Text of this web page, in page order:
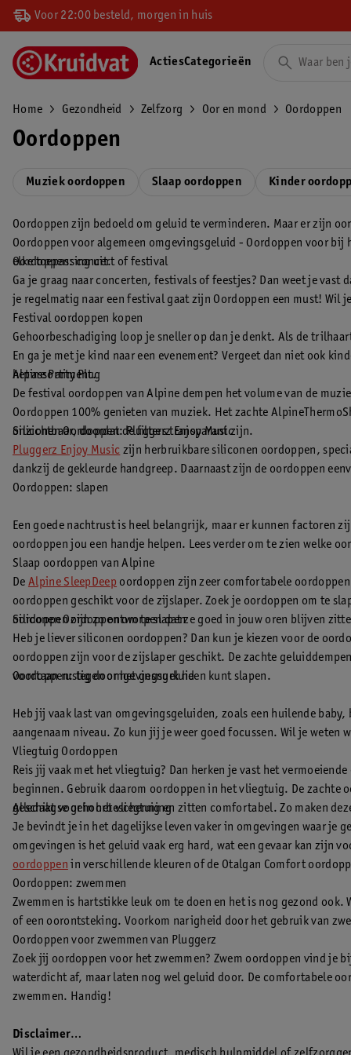
Voor 22:00 besteld, morgen in huis
ActiesCategorieën
Home Gezondheid Zelfzorg Oor en mond Oordoppen
Oordoppen
Muziek oordoppen Slaap oordoppen Kinder
Oordoppen zijn bedoeld om geluid te verminderen. Maar er zijn
Oordoppen voor algemeen omgevingsgeluid - Oordoppen voor
elke toepassing uit.
Oordoppen: concert of festival
Ga je graag naar concerten, festivals of feestjes? Dan weet je
je regelmatig naar een festival gaat zijn Oordoppen een must! Wil
Festival oordoppen kopen
Gehoorbeschadiging loop je sneller op dan je denkt. Als de
En ga je met je kind naar een evenement? Vergeet dan niet ook
het assortiment.
Alpine Party Plug
De festival oordoppen van Alpine dempen het volume van de
Oordoppen 100% genieten van muziek. Het zachte
onzichtbaar, doordat de filters transparant zijn.
Siliconen Oordoppen: Pluggerz Enjoy Music
Pluggerz Enjoy Music zijn herbruikbare siliconen oordoppen,
dankzij de gekleurde handgreep. Daarnaast zijn de oordoppen
Oordoppen: slapen
Een goede nachtrust is heel belangrijk, maar er kunnen factoren
oordoppen jou een handje helpen. Lees verder om te zien welke
Slaap oordoppen van Alpine
De Alpine SleepDeep oordoppen zijn zeer comfortabele
oordoppen geschikt voor de zijslaper. Zoek je oordoppen om te
oordoppen zijn zo ontworpen dat ze goed in jouw oren blijven
Siliconen Oordoppen om te slapen
Heb je liever siliconen oordoppen? Dan kun je kiezen voor de
oordoppen zijn voor de zijslaper geschikt. De zachte
voortaan rustig door het gesnurk heen kunt slapen.
Oordoppen: tegen omgevingsgeluid
Heb jij vaak last van omgevingsgeluiden, zoals een huilende
aangenaam niveau. Zo kun jij je weer goed focussen. Wil je
Vliegtuig Oordoppen
Reis jij vaak met het vliegtuig? Dan herken je vast het
beginnen. Gebruik daarom oordoppen in het vliegtuig. De zachte
geschikt voor in het vliegtuig en zitten comfortabel. Zo maken
Alledaagse gehoorbescherming
Je bevindt je in het dagelijkse leven vaker in omgevingen waar je
omgevingen is het geluid vaak erg hard, wat een gevaar kan zijn
oordoppen in verschillende kleuren of de Otalgan Comfort
Oordoppen: zwemmen
Zwemmen is hartstikke leuk om te doen en het is nog gezond
of een oorontsteking. Voorkom narigheid door het gebruik van
Oordoppen voor zwemmen van Pluggerz
Zoek jij oordoppen voor het zwemmen? Zwem oordoppen vind je
waterdicht af, maar laten nog wel geluid door. De comfortabele
zwemmen. Handig!
Disclaimer